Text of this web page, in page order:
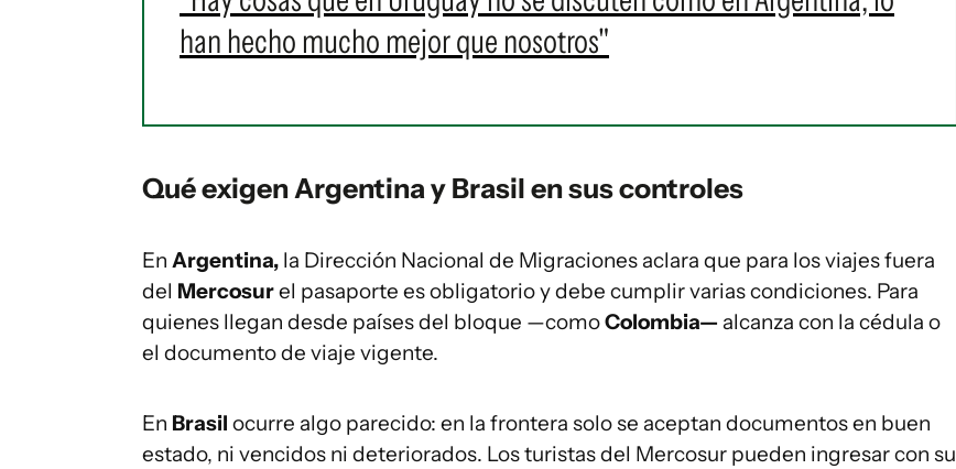
han hecho mucho mejor que nosotros"
Qué exigen Argentina y Brasil en sus controles
En Argentina, la Dirección Nacional de Migraciones aclara que para los viajes fuera
del Mercosurel pasaporte es obligatorio y debe cumplir varias condiciones. Para
quienes llegan desde países del bloque —comoColombia— alcanza con la cédula o
el documento de viaje vigente.
En Brasil ocurre algo parecido: en la frontera solo se aceptan documentos en buen
estado, ni vencidos ni deteriorados. Los turistas del Mercosur pueden ingresar con su